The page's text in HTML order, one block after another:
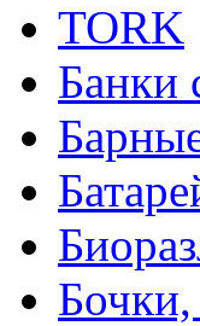
TORK
Банки